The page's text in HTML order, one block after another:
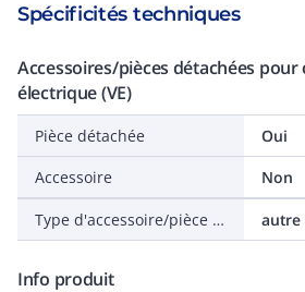
Spécificités techniques
Accessoires/pièces détachées pour
électrique (VE)
Pièce détachée
Oui
Accessoire
Non
Type d'accessoire/pièce détachée autre
Info produit